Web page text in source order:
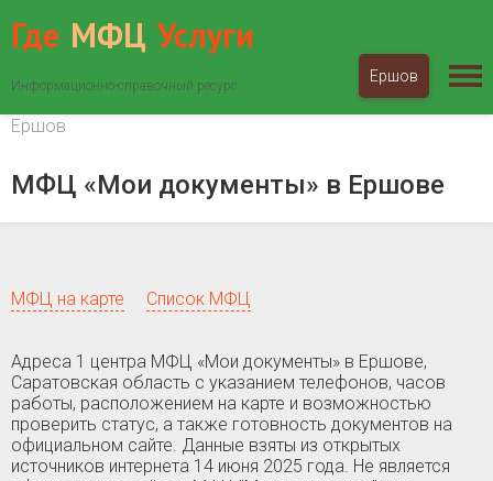
Где МФЦ Услуги
Информационно-справочный ресурс
Ершов
Саратовская область
Ершов
МФЦ «Мои документы» в Ершове
МФЦ на карте Список МФЦ
Адреса 1 центра МФЦ «Мои документы» в Ершове,
Саратовская область c указанием телефонов, часов
работы, расположением на карте и возможностью
проверить статус, а также готовность документов на
официальном сайте. Данные взяты из открытых
источников интернета 14 июня 2025 года. Не является